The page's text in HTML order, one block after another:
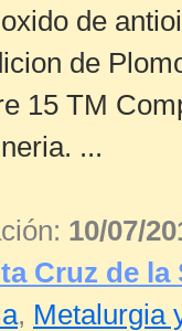
de
de
15 TM
...
10/07/
Cruz de la
, Metalurgia